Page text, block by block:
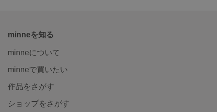
minneを知る
minneについて
minneで買いたい
作品をさがす
ショップをさがす